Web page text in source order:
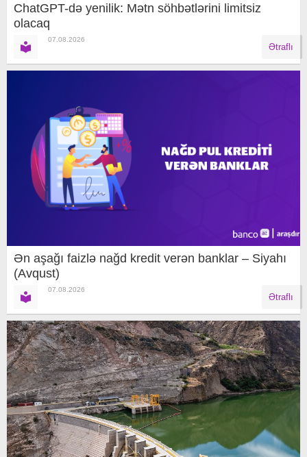
ChatGPT-də yenilik: Mətn söhbətlərini limitsiz
olacaq
07.08.2026
Ətraflı
Ən aşağı faizlə nağd kredit verən banklar – Siyahı
(Avqust)
07.08.2026
Ətraflı